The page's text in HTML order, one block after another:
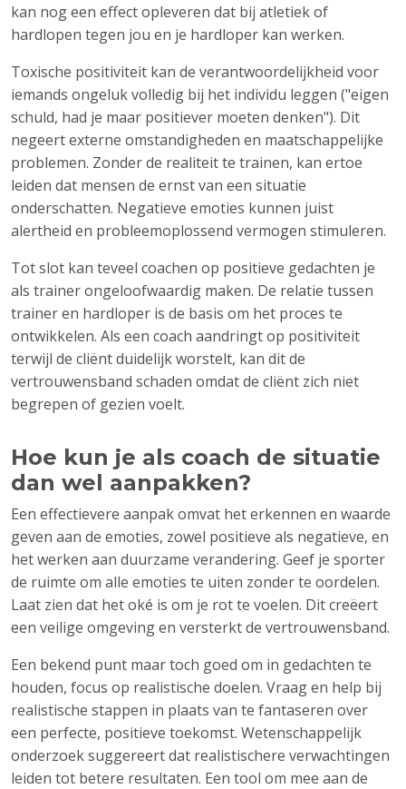
kan nog een effect opleveren dat bij atletiek of
hardlopen tegen jou en je hardloper kan werken.
Toxische positiviteit kan de verantwoordelijkheid voor
iemands ongeluk volledig bij het individu leggen ("eigen
schuld, had je maar positiever moeten denken"). Dit
negeert externe omstandigheden en maatschappelijke
problemen. Zonder de realiteit te trainen, kan ertoe
leiden dat mensen de ernst van een situatie
onderschatten. Negatieve emoties kunnen juist
alertheid en probleemoplossend vermogen stimuleren.
Tot slot kan teveel coachen op positieve gedachten je
als trainer ongeloofwaardig maken. De relatie tussen
trainer en hardloper is de basis om het proces te
ontwikkelen. Als een coach aandringt op positiviteit
terwijl de cliënt duidelijk worstelt, kan dit de
vertrouwensband schaden omdat de cliënt zich niet
begrepen of gezien voelt.
Hoe kun je als coach de situatie
dan wel aanpakken?
Een effectievere aanpak omvat het erkennen en waarde
geven aan de emoties, zowel positieve als negatieve, en
het werken aan duurzame verandering. Geef je sporter
de ruimte om alle emoties te uiten zonder te oordelen.
Laat zien dat het oké is om je rot te voelen. Dit creëert
een veilige omgeving en versterkt de vertrouwensband.
Een bekend punt maar toch goed om in gedachten te
houden, focus op realistische doelen. Vraag en help bij
realistische stappen in plaats van te fantaseren over
een perfecte, positieve toekomst. Wetenschappelijk
onderzoek suggereert dat realistischere verwachtingen
leiden tot betere resultaten. Een tool om mee aan de